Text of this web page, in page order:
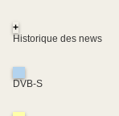
+
Historique des news
DVB-S